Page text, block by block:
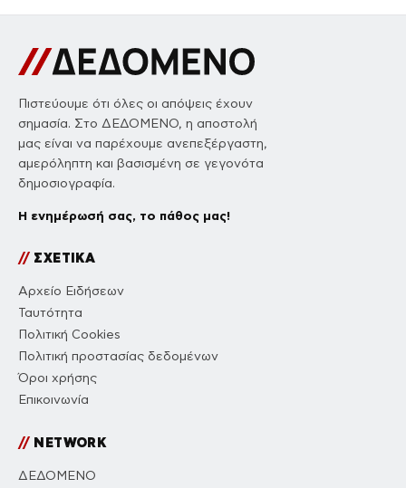
Πιστεύουμε ότι όλες οι απόψεις έχουν
σημασία. Στο ΔΕΔΟΜΕΝΟ, η αποστολή
μας είναι να παρέχουμε ανεπεξέργαστη,
αμερόληπτη και βασισμένη σε γεγονότα
δημοσιογραφία.
Η ενημέρωσή σας, το πάθος μας!
//ΣΧΕΤΙΚΑ
Αρχείο Ειδήσεων
Ταυτότητα
Πολιτική Cookies
Πολιτική προστασίας δεδομένων
Όροι χρήσης
Επικοινωνία
//NETWORK
ΔΕΔΟΜΕΝΟ